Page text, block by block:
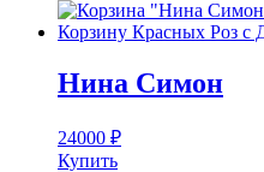
Нина Симон
24000 ₽
Купить